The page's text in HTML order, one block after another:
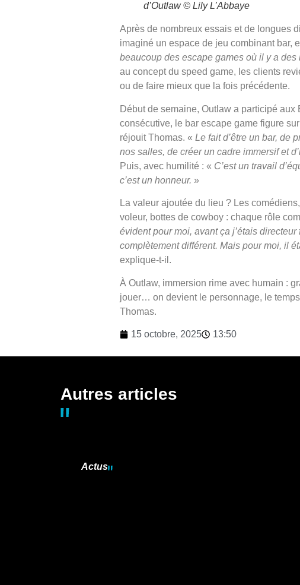
d’Outlaw © Lily L’Abbaye
Après de nombreux essais et de longues
imaginé un espace de jeu combinant bar,
beaucoup des escape games où il y a des
au concept du speed game, les clients
ou de faire mieux que la fois précédente.
Début de semaine, Outlaw a participé
consécutive, le bar escape game figure
réjouit Thomas. « Le fait d’être un bar, de
nos salles, de créer un cadre immersif et
Puis, avec humilité : « C’est un travail
c’est un honneur. »
La valeur ajoutée du lieu ? Les
voleur, bottes de cowboy : chaque rôle
évident pour moi, avant ça j’étais
complètement différent. Mais pour moi, il
explique-t-il.
À Outlaw, immersion rime avec humain :
jouer… on devient le personnage, le
Thomas.
15 octobre, 2025 13:50
Autres articles
Actus